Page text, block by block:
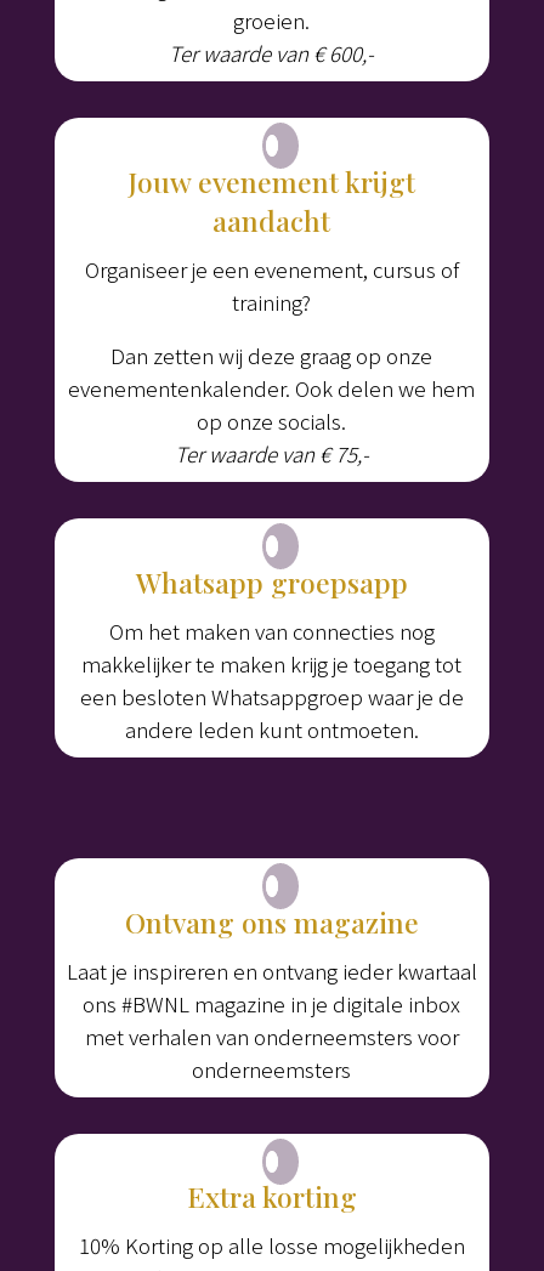
groeien.
Ter waarde van € 600,-
Jouw evenement krijgt
aandacht
Organiseer je een evenement, cursus of
training?
Dan zetten wij deze graag op onze
evenementenkalender. Ook delen we hem
op onze socials.
Ter waarde van € 75,-
Whatsapp groepsapp
Om het maken van connecties nog
makkelijker te maken krijg je toegang tot
een besloten Whatsappgroep waar je de
andere leden kunt ontmoeten.
Ontvang ons magazine
Laat je inspireren en ontvang ieder kwartaal
ons #BWNL magazine in je digitale inbox
met verhalen van onderneemsters voor
onderneemsters
Extra korting
10% Korting op alle losse mogelijkheden